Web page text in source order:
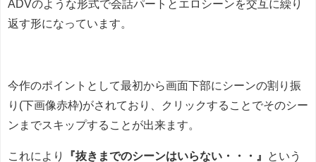
ADVのような形式で会話パートとエロシーンを交互に繰り
返す形になっています。
今作のポイントとして最初から画面下部にシーンの割り振
り(下画像赤枠)がされており、クリックすることでそのシー
ンまでスキップすることが出来ます。
これにより 『抜きまでのシーンはいらない・・・』
という